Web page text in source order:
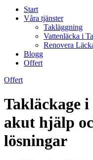
Start
Våra tjänster
Takläggning
Vattenläcka i
Renovera
Blogg
Offert
Offert
Takläckage
akut hjälp
lösningar